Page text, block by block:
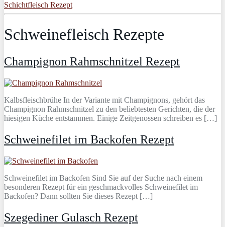
Schichtfleisch Rezept
Schweinefleisch Rezepte
Champignon Rahmschnitzel Rezept
Kalbsfleischbrühe In der Variante mit Champignons, gehört das
Champignon Rahmschnitzel zu den beliebtesten Gerichten, die der
hiesigen Küche entstammen. Einige Zeitgenossen schreiben es […]
Schweinefilet im Backofen Rezept
Schweinefilet im Backofen Sind Sie auf der Suche nach einem
besonderen Rezept für ein geschmackvolles Schweinefilet im
Backofen? Dann sollten Sie dieses Rezept […]
Szegediner Gulasch Rezept